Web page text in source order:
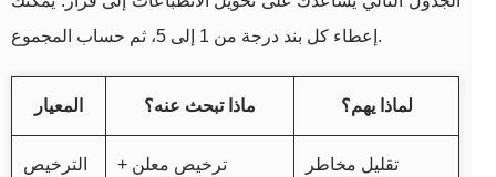
إعطاء كل بند درجة من 1 إلى 5، ثم حساب المجموع.
المعيار ماذا تبحث عنه؟ لماذا يهم؟
الترخيص
ترخيص معلن +
تقليل مخاطر